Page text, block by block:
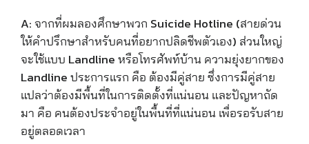
A:จากที่ผมลองศึกษาพวก Suicide Hotline (สายด่วน
ให้คำปรึกษาสำหรับคนที่อยากปลิดชีพตัวเอง) ส่วนใหญ่
จะใช้แบบ Landline หรือโทรศัพท์บ้าน ความยุ่งยากของ
Landline ประการแรก คือ ต้องมีคู่สาย ซึ่งการมีคู่สาย
แปลว่าต้องมีพื้นที่ในการติดตั้งที่แน่นอน และปัญหาถัด
มา คือ คนต้องประจำอยู่ในพื้นที่ที่แน่นอน เพื่อรอรับสาย
อยู่ตลอดเวลา